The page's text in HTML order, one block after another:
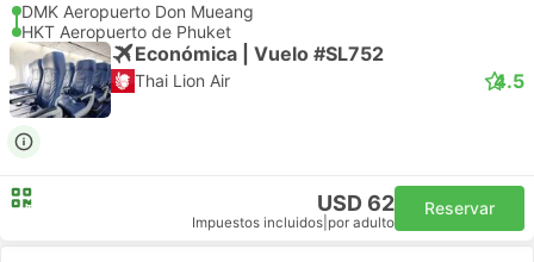
DMK Aeropuerto Don Mueang
HKT Aeropuerto de Phuket
Económica | Vuelo #SL752
Thai Lion Air 4.5
USD 62
Impuestos incluidos por adulto
Reservar